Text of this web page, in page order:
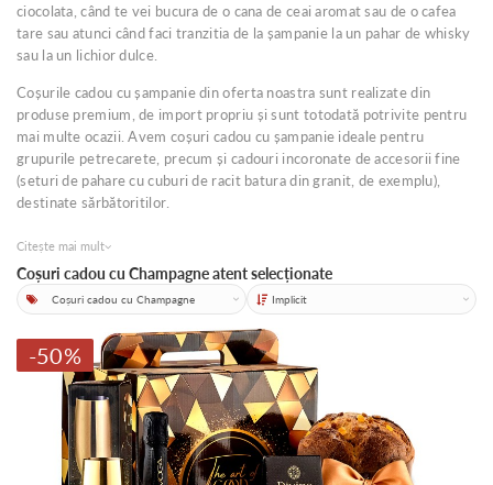
ciocolata, când te vei bucura de o cana de ceai aromat sau de o cafea
tare sau atunci când faci tranzitia de la șampanie la un pahar de whisky
sau la un lichior dulce.
Coșurile cadou cu șampanie din oferta noastra sunt realizate din
produse premium, de import propriu și sunt totodată potrivite pentru
mai multe ocazii. Avem coșuri cadou cu șampanie ideale pentru
grupurile petrecarete, precum și cadouri incoronate de accesorii fine
(seturi de pahare cu cuburi de racit batura din granit, de exemplu),
destinate sărbătoritilor.
Citește mai mult
Coșuri cadou cu Champagne atent selecționate
Categorii Sortare
-50%